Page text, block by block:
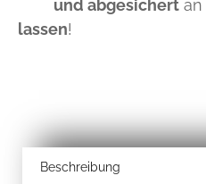
und abgesichert an
lassen!
Beschreibung